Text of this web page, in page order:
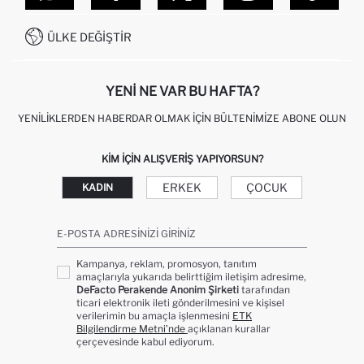
SITEMAP
İŞLEM REHBERI
KAMPANYALAR
0850 333 22 86
ÜLKE DEĞIŞTIR
YENI NE VAR BU HAFTA?
YENILIKLERDEN HABERDAR OLMAK İÇIN BÜLTENIMIZE ABONE OLUN
KIM IÇIN ALIŞVERIŞ YAPIYORSUN?
KADIN ERKEK ÇOCUK
E-POSTA ADRESINIZI GIRINIZ
Kampanya, reklam, promosyon, tanıtım
amaçlarıyla yukarıda belirttiğim iletişim adresime,
DeFacto Perakende Anonim Şirketi tarafından
ticari elektronik ileti gönderilmesini ve kişisel
verilerimin bu amaçla işlenmesini ETK
Bilgilendirme Metni’nde açıklanan kurallar
çerçevesinde kabul ediyorum.